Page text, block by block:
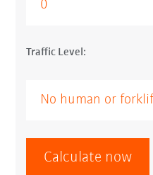
Traffic Level:
Calculate now